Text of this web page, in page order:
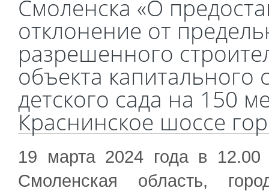
Смоленска «О
отклонение от
разрешенного
объекта капитального
детского сада на 150
Краснинское шоссе
19 марта 2024 года в 12.00
Смоленская область,